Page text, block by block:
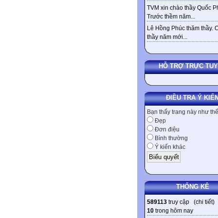
TVM xin chào thầy Quốc
Trước thềm năm...
Lê Hồng Phúc thăm thầy.
thầy năm mới...
HỖ TRỢ TRỰC
ĐIỀU TRA Ý
Bạn thấy trang này như
Đẹp
Đơn điệu
Bình thường
Ý kiến khác
THỐNG KÊ
589113 truy cập (chi tiết)
10 trong hôm nay